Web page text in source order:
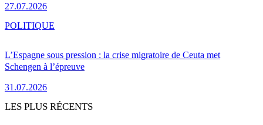
27.07.2026
L’Espagne sous pression : la crise migratoire de Ceuta met
Schengen à l’épreuve
31.07.2026
POLITIQUE
LES PLUS RÉCENTS